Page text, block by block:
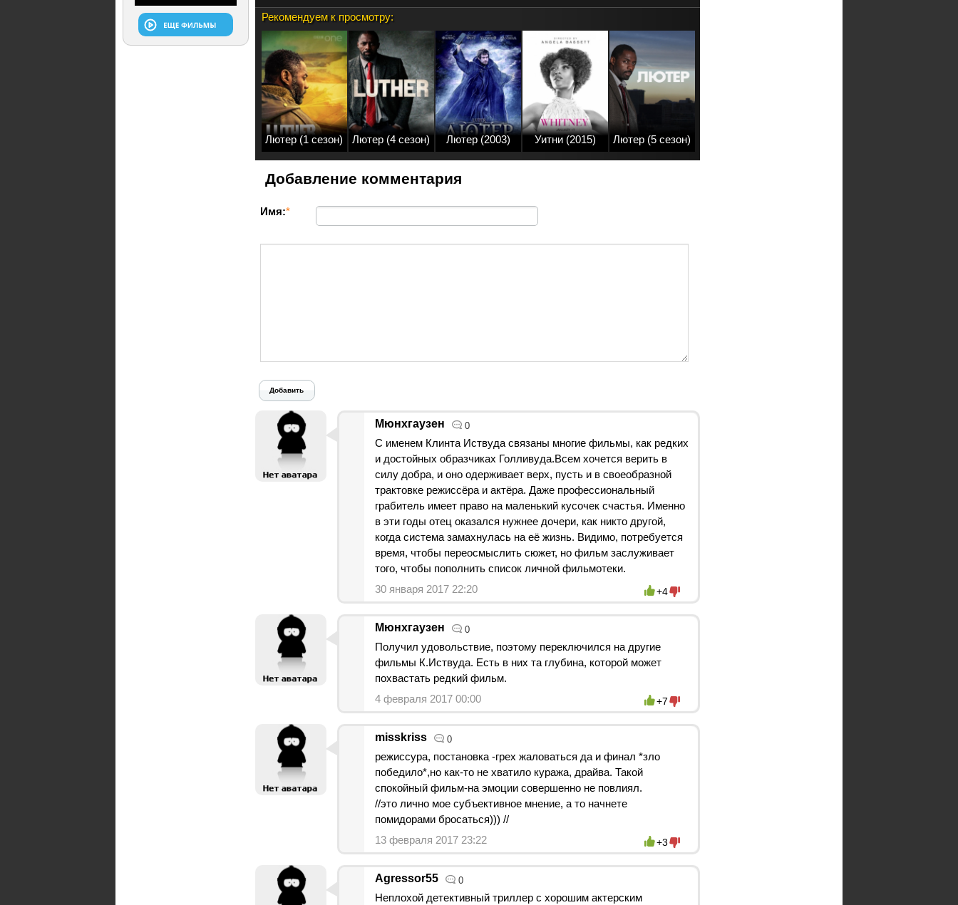
Рекомендуем к просмотру:
Лютер (1 сезон) Лютер (4 сезон) Лютер (2003) Уитни (2015) Лютер (5 сезон)
Добавление комментария
Имя:*
Добавить
Мюнхгаузен 0
С именем Клинта Иствуда связаны многие фильмы, как редких
и достойных образчиках Голливуда.Всем хочется верить в
силу добра, и оно одерживает верх, пусть и в своеобразной
трактовке режиссёра и актёра. Даже профессиональный
грабитель имеет право на маленький кусочек счастья. Именно
в эти годы отец оказался нужнее дочери, как никто другой,
когда система замахнулась на её жизнь. Видимо, потребуется
время, чтобы переосмыслить сюжет, но фильм заслуживает
того, чтобы пополнить список личной фильмотеки.
30 января 2017 22:20
+4
Мюнхгаузен 0
Получил удовольствие, поэтому переключился на другие
фильмы К.Иствуда. Есть в них та глубина, которой может
похвастать редкий фильм.
4 февраля 2017 00:00
+7
misskriss 0
режиссура, постановка -грех жаловаться да и финал *зло
победило*,но как-то не хватило куража, драйва. Такой
спокойный фильм-на эмоции совершенно не повлиял.
//это лично мое субъективное мнение, а то начнете
помидорами бросаться))) //
13 февраля 2017 23:22
+3
Agressor55 0
Неплохой детективный триллер с хорошим актерским